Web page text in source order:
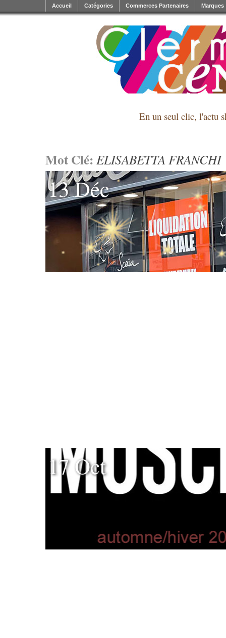
En un seul clic, l'actu
Accueil Catégories Commerces Partenaires Marques
Mot Clé: ELISABETTA FRANCHI
13 Déc
17 Oct